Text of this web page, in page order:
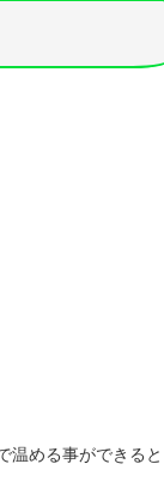
て
下
温める事ができると